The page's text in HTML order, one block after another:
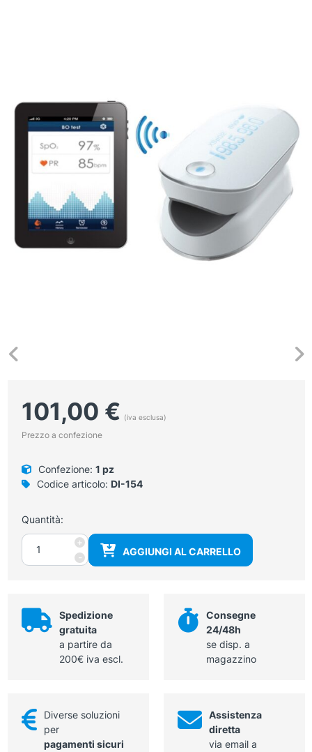
101,00 € (iva esclusa)
Prezzo a confezione
Confezione: 1 pz
Codice articolo: DI-154
Quantità:
-
Pulsoximetro
Wireless
AL
DISPONIBILE
quantità
+
AGGIUNGI AL CARRELLO
Spedizione
gratuita
a partire da
200€ iva escl.
Consegne
24/48h
se disp. a
magazzino
Diverse soluzioni
per
pagamenti sicuri
Assistenza
diretta
via email a